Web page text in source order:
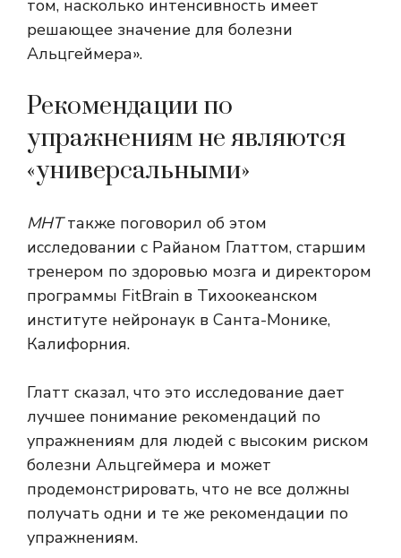
том, насколько интенсивность имеет
решающее значение для болезни
Альцгеймера».
Рекомендации по
упражнениям не являются
«универсальными»
МНТтакже поговорил об этом
исследовании с Райаном Глаттом, старшим
тренером по здоровью мозга и директором
программы FitBrain в Тихоокеанском
институте нейронаук в Санта-Монике,
Калифорния.
Глатт сказал, что это исследование дает
лучшее понимание рекомендаций по
упражнениям для людей с высоким риском
болезни Альцгеймера и может
продемонстрировать, что не все должны
получать одни и те же рекомендации по
упражнениям.